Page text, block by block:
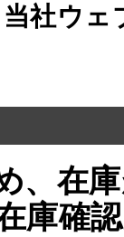
当社ウェ
、在
庫確